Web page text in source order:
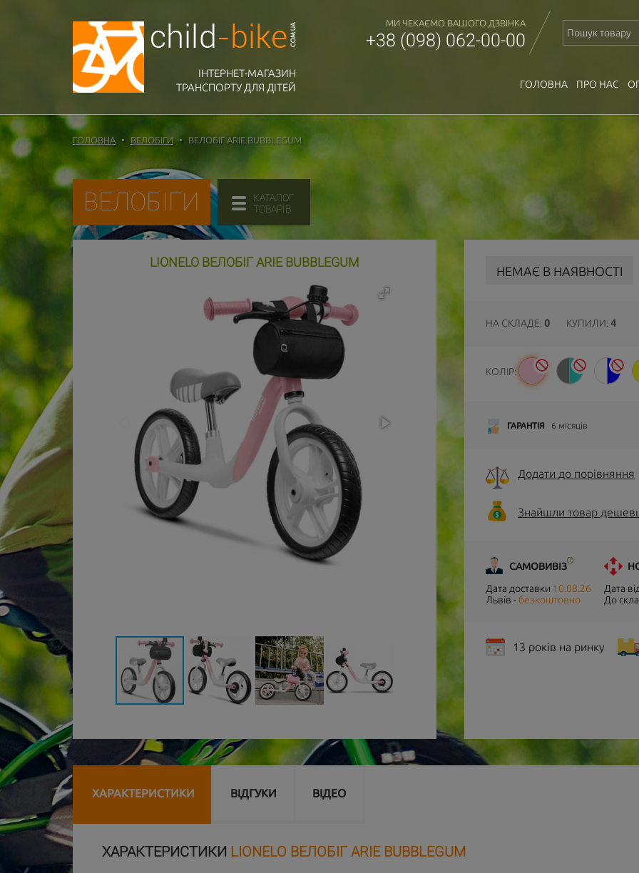
ІНТЕРНЕТ-МАГАЗИН
ТРАНСПОРТУ ДЛЯ ДІТЕЙ
МИ ЧЕКАЄМО ВАШОГО ДЗВІНКА
+38 (098) 062-00-00
ГОЛОВНА ПРО НАС
ГОЛОВНА ВЕЛОБІГИ ВЕЛОБІГ ARIE BUBBLEGUM
ВЕЛОБІГИ
КАТАЛОГ
ТОВАРІВ
LIONELO ВЕЛОБІГ ARIE BUBBLEGUM
НЕМАЄ В НАЯВНОСТІ
НА СКЛАДЕ: 0 КУПИЛИ:4
КОЛІР:
ГАРАНТІЯ 6 місяців
Додати до порівняння
Знайшли товар
САМОВИВІЗ
Дата доставки 10.08.26
Львів - безкоштовно
Дата
До
13 років на ринку
ХАРАКТЕРИСТИКИ ВІДГУКИ ВІДЕО
ХАРАКТЕРИСТИКИ LIONELO ВЕЛОБІГ ARIE BUBBLEGUM